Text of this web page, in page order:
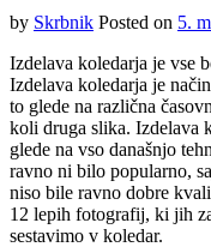
by Skrbnik Posted on 5.
Izdelava koledarja je vse
Izdelava koledarja je
to glede na različna
koli druga slika. Izdelava
glede na vso današnjo
ravno ni bilo popularno,
niso bile ravno dobre
12 lepih fotografij, ki jih
sestavimo v koledar.